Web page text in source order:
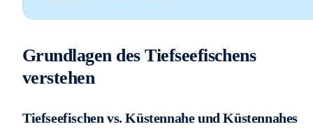
Grundlagen des Tiefseefischens
verstehen
Tiefseefischen vs. Küstennahe und Küstennahes